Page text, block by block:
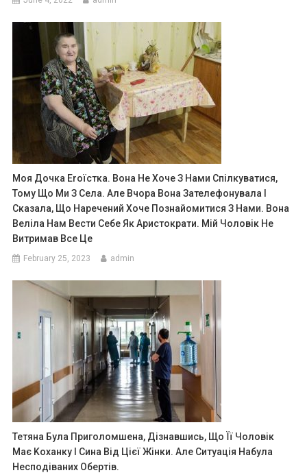
Моя Дочка Еrоїстка. Вона Не Хоче З Нами Спілкуватися,
Тому Що Ми З Села. Але Вчора Вона Зателефонувала І
Сказала, Що Наречений Хоче Познайомитися З Нами. Вона
Веліла Нам Вести Себе Як Аристократи. Мій Чоловік Не
Витримав Все Це
February 25, 2023 admin
Тетяна Була Приголомшена, Дізнавшись, Що Її Чоловік
Має Kоханку І Сина Від Цієї Жінки. Але Ситуація Набула
Несподіваних Обертів.